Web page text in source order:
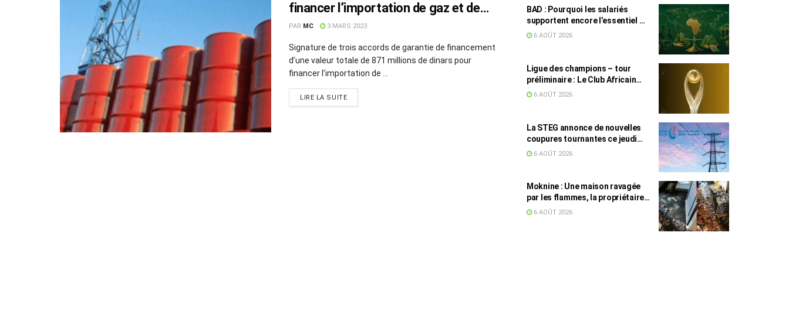
financer l’importation de gaz et de
pétrole
PAR MC 3 MARS 2023
Signature de trois accords de garantie de financement
d’une valeur totale de 871 millions de dinars pour
financer l’importation de ...
LIRE LA SUITE
BAD : Pourquoi les salariés
supportent encore l’essentiel de
l’effort fiscal en Tunisie
6 AOÛT 2026
Ligue des champions – tour
préliminaire : Le Club Africain
face au Djoliba AC
6 AOÛT 2026
La STEG annonce de nouvelles
coupures tournantes ce jeudi
dans plusieurs régions
6 AOÛT 2026
Moknine : Une maison ravagée
par les flammes, la propriétaire
accuse la STEG et la SONEDE
6 AOÛT 2026